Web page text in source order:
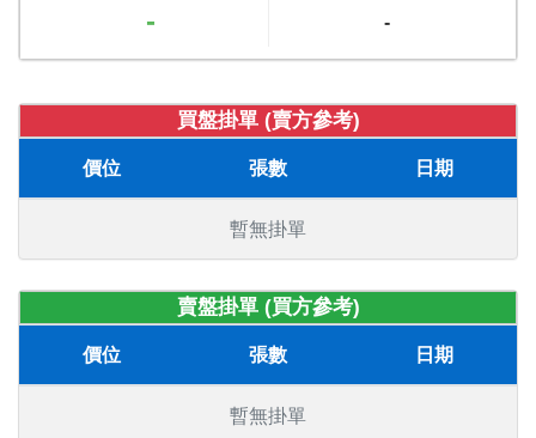
- -
買盤掛單 (賣方參考)
價位 張數 日期
暫無掛單
賣盤掛單 (買方參考)
價位 張數 日期
暫無掛單